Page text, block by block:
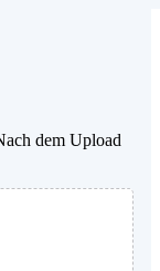
dem Upload